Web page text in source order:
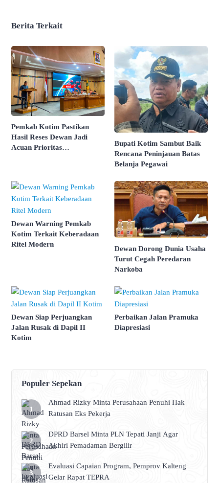
Berita Terkait
Pemkab Kotim Pastikan
Hasil Reses Dewan Jadi
Acuan Prioritas
Bupati Kotim Sambut Baik
Rencana Peninjauan Batas
Belanja Pegawai
Dewan Warning Pemkab
Kotim Terkait Keberadaan
Ritel Modern
Dewan Dorong Dunia Usaha
Turut Cegah Peredaran
Narkoba
Dewan Siap Perjuangkan
Jalan Rusak di Dapil II
Kotim
Perbaikan Jalan Pramuka
Diapresiasi
Populer Sepekan
Ahmad Rizky Minta Perusahaan Penuhi Hak
Ratusan Eks Pekerja
DPRD Barsel Minta PLN Tepati Janji Agar
Akhiri Pemadaman Bergilir
Evaluasi Capaian Program, Pemprov Kalteng
Gelar Rapat TEPRA